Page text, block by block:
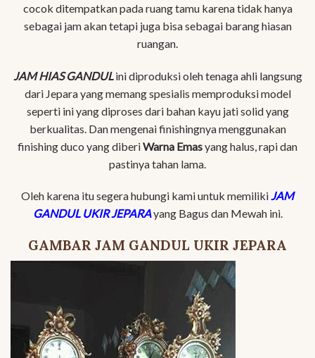
cocok ditempatkan pada ruang tamu karena tidak hanya
sebagai jam akan tetapi juga bisa sebagai barang hiasan
ruangan.
JAM HIAS GANDUL ini diproduksi oleh tenaga ahli langsung
dari Jepara yang memang spesialis memproduksi model
seperti ini yang diproses dari bahan kayu jati solid yang
berkualitas. Dan mengenai finishingnya menggunakan
finishing duco yang diberiWarna Emasyang halus, rapi dan
pastinya tahan lama.
Oleh karena itu segera hubungi kami untuk memilikiJAM
GANDUL UKIR JEPARAyang Bagus dan Mewah ini.
GAMBAR JAM GANDUL UKIR JEPARA